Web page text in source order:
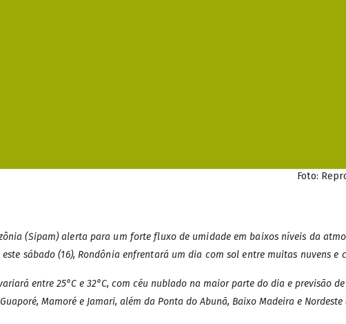
Rondônia: Sábado
em diversas regiões
indica céu nublado e